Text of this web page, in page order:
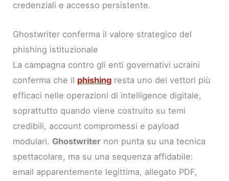
credenziali e accesso persistente.
Ghostwriter conferma il valore strategico del
phishing istituzionale
La campagna contro gli enti governativi ucraini
conferma che il phishing resta uno dei vettori più
efficaci nelle operazioni di intelligence digitale,
soprattutto quando viene costruito su temi
credibili, account compromessi e payload
modulari. Ghostwriter non punta su una tecnica
spettacolare, ma su una sequenza affidabile:
email apparentemente legittima, allegato PDF,